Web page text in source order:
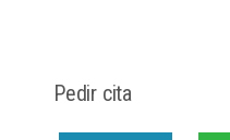
Pedir cita